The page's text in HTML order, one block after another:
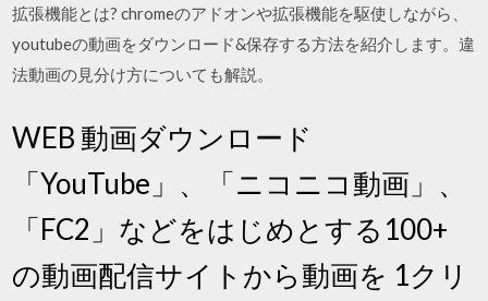
拡張機能とは? chromeのアドオンや拡張機能を駆使しながら、
youtubeの動画をダウンロード&保存する方法を紹介します。違
法動画の見分け方についても解説。
WEB 動画ダウンロード
「YouTube」、「ニコニコ動画」、
「FC2」などをはじめとする100+
の動画配信サイトから動画を 1クリ